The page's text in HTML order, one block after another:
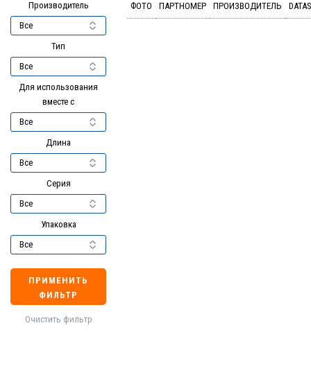
Производитель
Тип
Для использования
вместе с
Длина
Серия
Упаковка
ПРИМЕНИТЬ
ФИЛЬТР
Очистить фильтр
ФОТО ПАРТНОМЕР ПРОИЗВОДИТЕЛЬ